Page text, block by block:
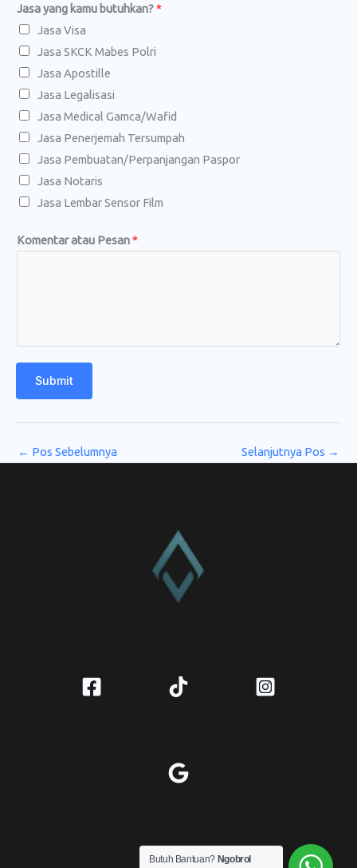
N
o
Jasa yang kamu butuhkan?*
Jasa Visa
Jasa SKCK Mabes Polri
Jasa Apostille
Jasa Legalisasi
Jasa Medical Gamca/Wafid
Jasa Penerjemah Tersumpah
Jasa Pembuatan/Perpanjangan Paspor
Jasa Notaris
Jasa Lembar Sensor Film
Komentar atau Pesan*
Submit
← Pos Sebelumnya Selanjutnya Pos →
Butuh Bantuan? Ngobrol